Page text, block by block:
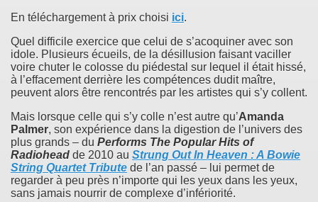
En téléchargement à prix choisi ici.
Quel difficile exercice que celui de s’acoquiner avec son
idole. Plusieurs écueils, de la désillusion faisant vaciller
voire chuter le colosse du piédestal sur lequel il était hissé,
à l’effacement derrière les compétences dudit maître,
peuvent alors être rencontrés par les artistes qui s’y collent.
Mais lorsque celle qui s’y colle n’est autre qu’Amanda
Palmer, son expérience dans la digestion de l’univers des
plus grands – du Performs The Popular Hits of
Radiohead de 2010 au Strung Out In Heaven : A Bowie
String Quartet Tribute de l’an passé – lui permet de
regarder à peu près n’importe qui les yeux dans les yeux,
sans jamais nourrir de complexe d’infériorité.